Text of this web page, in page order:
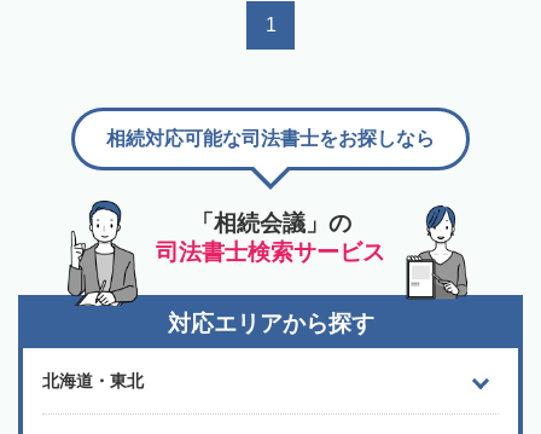
1
「相続会議」の
司法書士検索サービス
相続対応可能な司法書士をお探しなら
対応エリアから探す
北海道・東北